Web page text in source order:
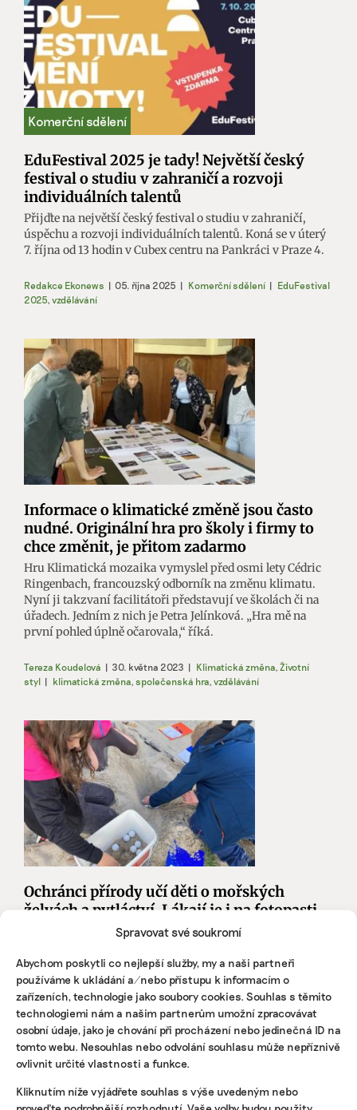
Spravovat své soukromí
Abychom poskytli co nejlepší služby, my a naši partneři
používáme k ukládání a/nebo přístupu k informacím o
zařízeních, technologie jako soubory cookies. Souhlas s těmito
technologiemi nám a našim partnerům umožní zpracovávat
osobní údaje, jako je chování při procházení nebo jedinečná ID na
tomto webu. Nesouhlas nebo odvolání souhlasu může nepříznivě
ovlivnit určité vlastnosti a funkce.
Kliknutím níže vyjádřete souhlas s výše uvedeným nebo
proveďte podrobnější rozhodnutí. Vaše volby budou použity
EduFestival 2025 je tady! Největší český
festival o studiu v zahraničí a rozvoji
individuálních talentů
Přijďte na největší český festival o studiu v zahraničí,
úspěchu a rozvoji individuálních talentů. Koná se v úterý
7. října od 13 hodin v Cubex centru na Pankráci v Praze 4.
Redakce Ekonews | 05. října 2025 | Komerční sdělení | EduFestival
2025, vzdělávání
Informace o klimatické změně jsou často
nudné. Originální hra pro školy i firmy to
chce změnit, je přitom zadarmo
Hru Klimatická mozaika vymyslel před osmi lety Cédric
Ringenbach, francouzský odborník na změnu klimatu.
Nyní ji takzvaní facilitátoři představují ve školách či na
úřadech. Jedním z nich je Petra Jelínková. „Hra mě na
první pohled úplně očarovala,“ říká.
Tereza Koudelová | 30. května 2023 | Klimatická změna, Životní
styl | klimatická změna, společenská hra, vzdělávání
Ochránci přírody učí děti o mořských
želvách a pytláctví. Lákají je i na fotopasti
pro svůj projekt CCBC do škol. Deutsche Telekom jí
přispěje na přednášky ve školách a zážitkové programy
pro děti 35 tisíc eur.
Karolína Chlumecká | 06. prosince 2022 | Zemědělství,Životní
styl | kurzy pro žáky, ochrana přírody, výchova,vzdělávání